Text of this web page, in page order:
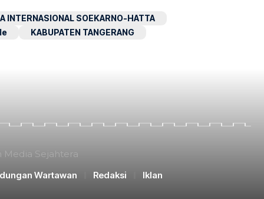
INTERNASIONAL SOEKARNO-HATTA
KABUPATEN TANGERANG
Media Sejahtera
Wartawan Redaksi Iklan